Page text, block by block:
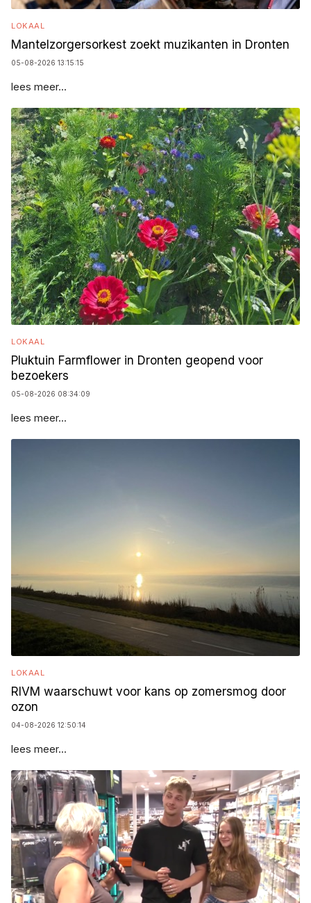
LOKAAL
Mantelzorgersorkest zoekt muzikanten in Dronten
05-08-2026 13:15:15
lees meer...
LOKAAL
Pluktuin Farmflower in Dronten geopend voor
bezoekers
05-08-2026 08:34:09
lees meer...
LOKAAL
RIVM waarschuwt voor kans op zomersmog door
ozon
04-08-2026 12:50:14
lees meer...